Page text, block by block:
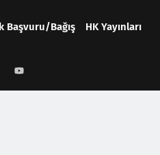
Başvuru/Bağış
HK Yayınları